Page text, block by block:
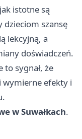
istotne są
dzieciom szansę
lekcyjną, a
doświadczeń.
to sygnał, że
wymierne efekty i
w Suwałkach.